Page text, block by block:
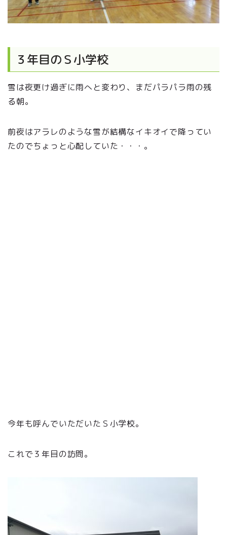
３年目のＳ小学校
雪は夜更け過ぎに雨へと変わり、まだパラパラ雨の残
る朝。
前夜はアラレのような雪が結構なイキオイで降ってい
たのでちょっと心配していた・・・。
今年も呼んでいただいたＳ小学校。
これで３年目の訪問。